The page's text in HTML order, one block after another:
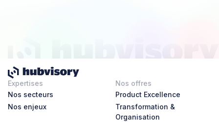
Expertises
Nos secteurs
Nos enjeux
Nos offres
Product Excellence
Transformation &
Organisation